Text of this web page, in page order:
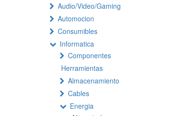
Audio/Video/Gaming
Automocion
Consumibles
Informatica
Componentes
Herramientas
Almacenamiento
Cables
Energia